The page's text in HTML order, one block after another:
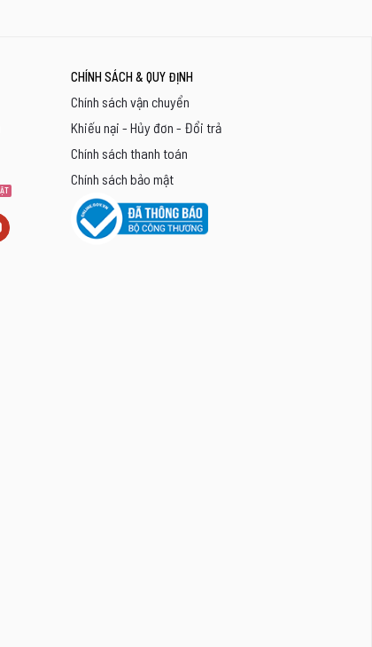
CHÍNH SÁCH & QUY ĐỊNH
Chính sách vận chuyển
Khiếu nại - Hủy đơn - Đổi trả
Chính sách thanh toán
Chính sách bảo mật